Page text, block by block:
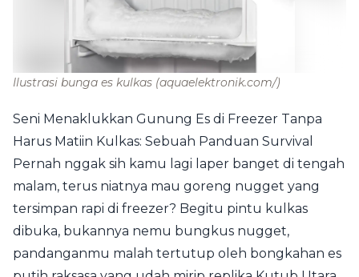
Ilustrasi bunga es kulkas (aquaelektronik.com/)
Seni Menaklukkan Gunung Es di Freezer Tanpa
Harus Matiin Kulkas: Sebuah Panduan Survival
Pernah nggak sih kamu lagi laper banget di tengah
malam, terus niatnya mau goreng nugget yang
tersimpan rapi di freezer? Begitu pintu kulkas
dibuka, bukannya nemu bungkus nugget,
pandanganmu malah tertutup oleh bongkahan es